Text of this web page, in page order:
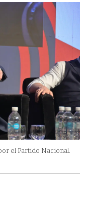
el Partido Nacional.